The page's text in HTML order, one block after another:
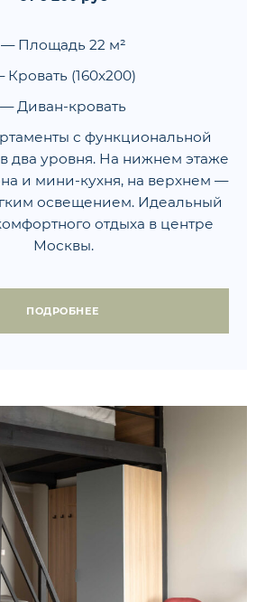
— Площадь 22 м²
Кровать (160x200)
— Диван-кровать
с функциональной
два уровня. На нижнем этаже
и мини-кухня, на верхнем —
освещением. Идеальный
отдыха в центре
Москвы.
ПОДРОБНЕЕ